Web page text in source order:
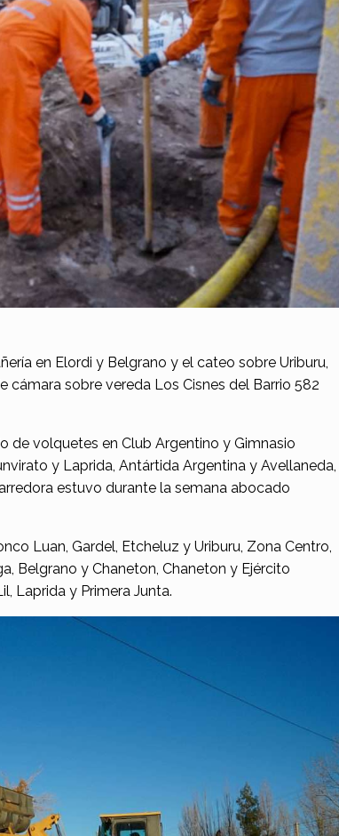
en Elordi y Belgrano y el cateo sobre Uriburu,
sobre vereda Los Cisnes del Barrio 582
de volquetes en Club Argentino y Gimnasio
y Laprida, Antártida Argentina y Avellaneda,
estuvo durante la semana abocado
Luan, Gardel, Etcheluz y Uriburu, Zona Centro,
Belgrano y Chaneton, Chaneton y Ejército
Laprida y Primera Junta.